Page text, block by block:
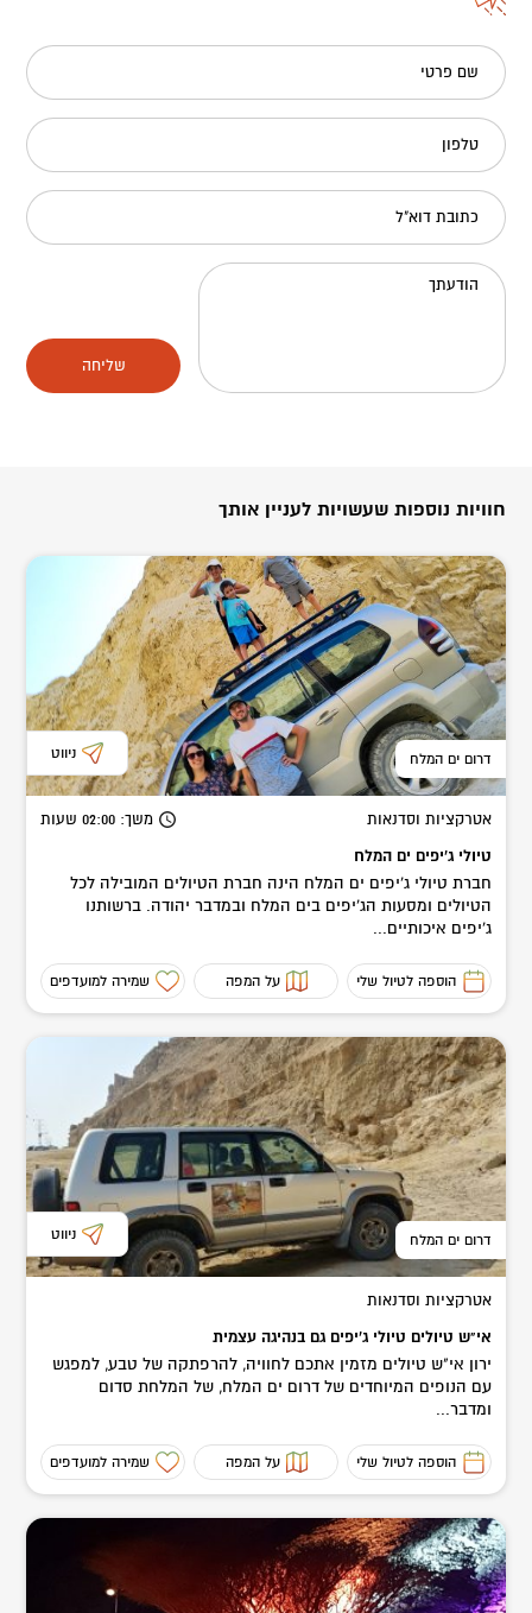
שם פרטי
טלפון
כתובת דוא"ל
הודעתך
שליחה
חוויות נוספות שעשויות לעניין אותך
דרום ים המלח ניווט
אטרקציות וסדנאות משך: 02:00 שעות
טיולי ג'יפים ים המלח
חברת טיולי ג'יפים ים המלח הינה חברת הטיולים המובילה לכל
הטיולים ומסעות הג'יפים בים המלח ובמדבר יהודה. ברשותנו
ג'יפים איכותיים...
הוספה לטיול שלי על המפה שמירה למועדפים
דרום ים המלח ניווט
אטרקציות וסדנאות
אי"ש טיולים טיולי ג'יפים גם בנהיגה עצמית
ירון אי"ש טיולים מזמין אתכם לחוויה, להרפתקה של טבע, למפגש
עם הנופים המיוחדים של דרום ים המלח, של המלחת סדום
ומדבר...
הוספה לטיול שלי על המפה שמירה למועדפים